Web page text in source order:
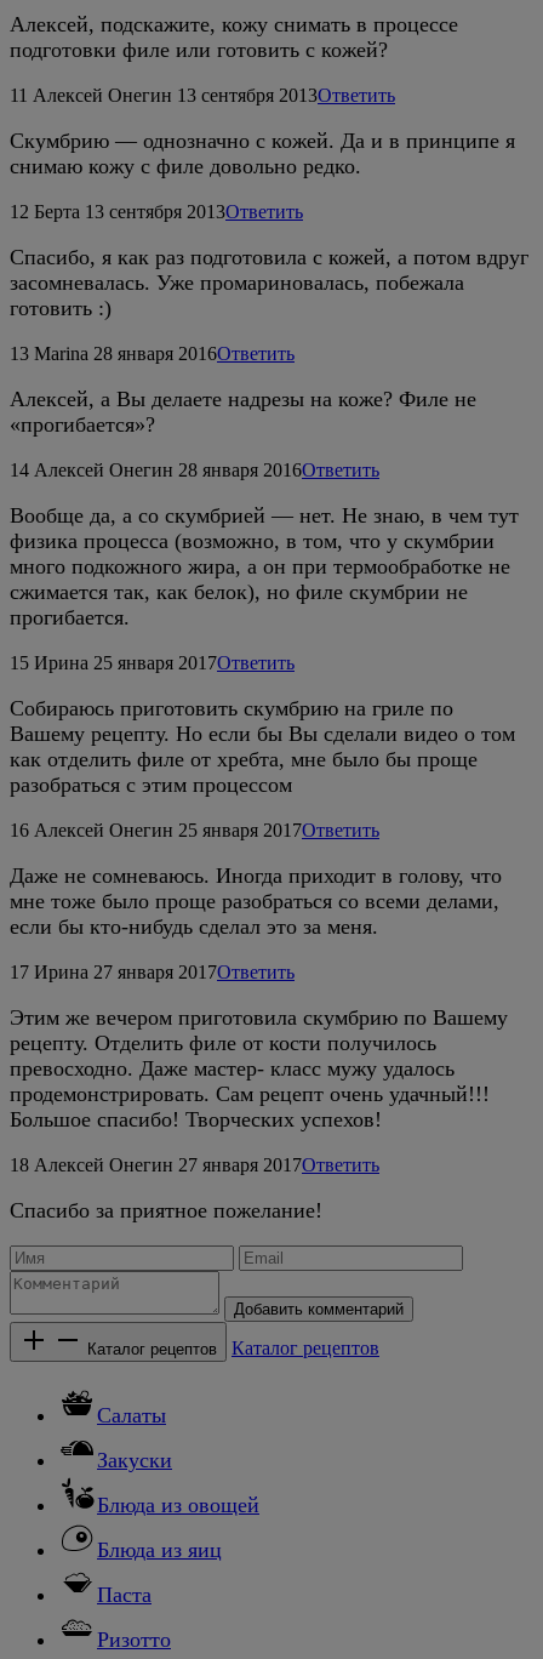
Алексей, подскажите, кожу снимать в процессе
подготовки филе или готовить с кожей?
11 Алексей Онегин 13 сентября 2013Ответить
Скумбрию — однозначно с кожей. Да и в принципе я
снимаю кожу с филе довольно редко.
12 Берта 13 сентября 2013Ответить
Спасибо, я как раз подготовила с кожей, а потом вдруг
засомневалась. Уже промариновалась, побежала
готовить :)
13 Marina 28 января 2016Ответить
Алексей, а Вы делаете надрезы на коже? Филе не
«прогибается»?
14 Алексей Онегин 28 января 2016Ответить
Вообще да, а со скумбрией — нет. Не знаю, в чем тут
физика процесса (возможно, в том, что у скумбрии
много подкожного жира, а он при термообработке не
сжимается так, как белок), но филе скумбрии не
прогибается.
15 Ирина 25 января 2017Ответить
Собираюсь приготовить скумбрию на гриле по
Вашему рецепту. Но если бы Вы сделали видео о том
как отделить филе от хребта, мне было бы проще
разобраться с этим процессом
16 Алексей Онегин 25 января 2017Ответить
Даже не сомневаюсь. Иногда приходит в голову, что
мне тоже было проще разобраться со всеми делами,
если бы кто-нибудь сделал это за меня.
17 Ирина 27 января 2017Ответить
Этим же вечером приготовила скумбрию по Вашему
рецепту. Отделить филе от кости получилось
превосходно. Даже мастер- класс мужу удалось
продемонстрировать. Сам рецепт очень удачный!!!
Большое спасибо! Творческих успехов!
18 Алексей Онегин 27 января 2017Ответить
Спасибо за приятное пожелание!
Добавить комментарий
Каталог рецептов Каталог рецептов
Салаты
Закуски
Блюда из овощей
Блюда из яиц
Паста
Ризотто